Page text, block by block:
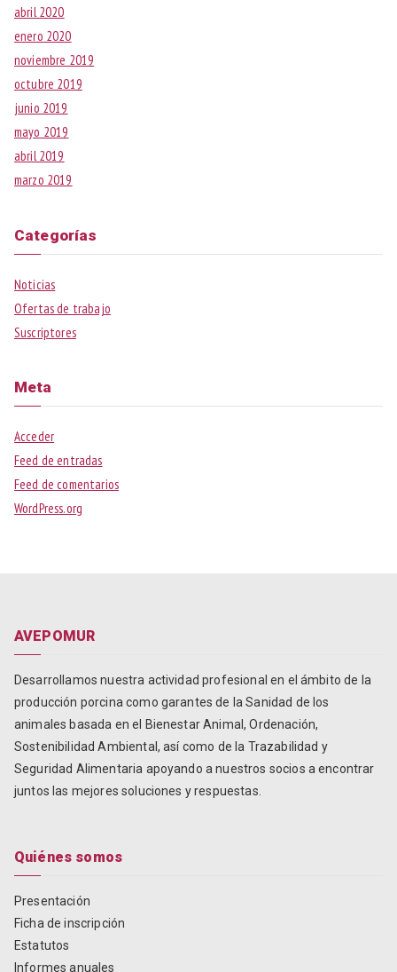
abril 2020
enero 2020
noviembre 2019
octubre 2019
junio 2019
mayo 2019
abril 2019
marzo 2019
Categorías
Noticias
Ofertas de trabajo
Suscriptores
Meta
Acceder
Feed de entradas
Feed de comentarios
WordPress.org
AVEPOMUR
Desarrollamos nuestra actividad profesional en el ámbito de la
producción porcina como garantes de la Sanidad de los
animales basada en el Bienestar Animal, Ordenación,
Sostenibilidad Ambiental, así como de la Trazabilidad y
Seguridad Alimentaria apoyando a nuestros socios a encontrar
juntos las mejores soluciones y respuestas.
Quiénes somos
Presentación
Ficha de inscripción
Estatutos
Informes anuales